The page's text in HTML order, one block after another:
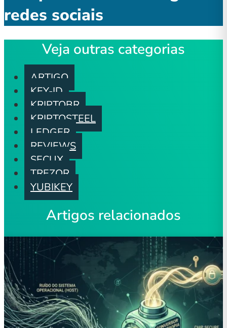
redes sociais
Veja outras categorias
ARTIGO
KEY-ID
KRIPTOBR
KRIPTOSTEEL
LEDGER
REVIEWS
SECUX
TREZOR
YUBIKEY
Artigos relacionados